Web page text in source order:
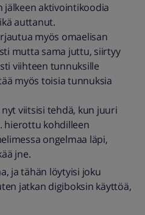
jälkeen aktivointikoodia
auttanut.
myös omaelisan
mutta sama juttu, siirtyy
viihteen tunnuksille
myös toisia tunnuksia
viitsisi tehdä, kun juuri
hierottu kohdilleen
ongelmaa läpi,
jne.
ja tähän löytyisi joku
jatkan digiboksin käyttöä,